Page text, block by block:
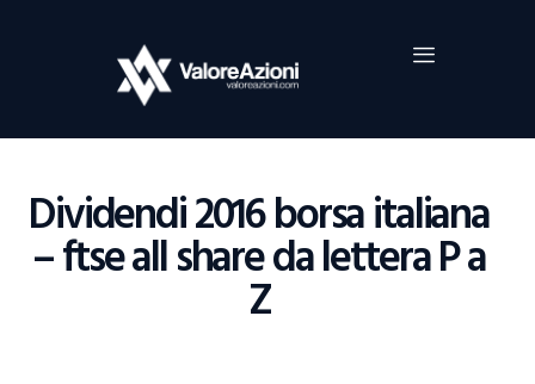
Dividendi 2016 borsa italiana
– ftse all share da lettera P a
Z
Home
Investimenti
Borsa
Guide Al Trading
Criptovalute